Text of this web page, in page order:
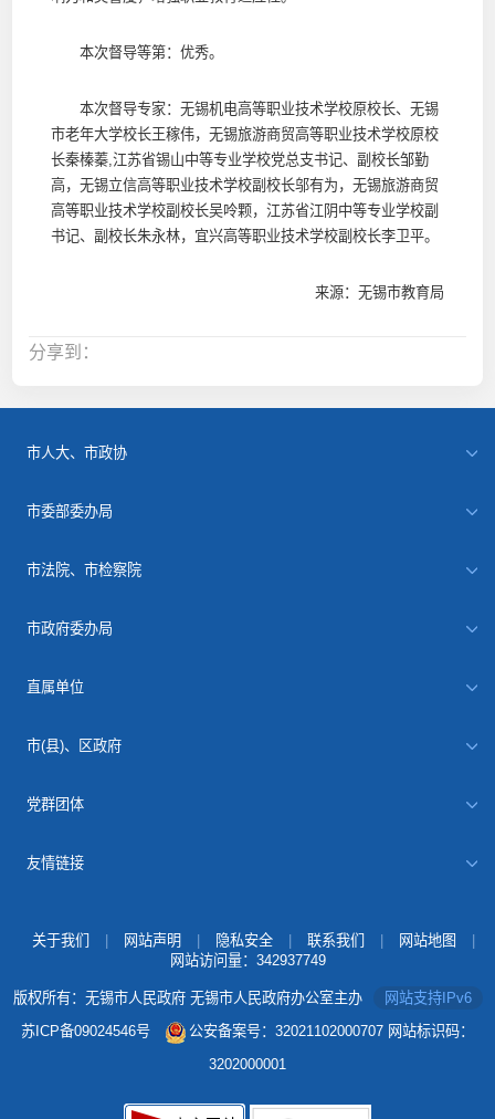
本次督导等第：优秀。
本次督导专家：无锡机电高等职业技术学校原校长、无锡
市老年大学校长王稼伟，无锡旅游商贸高等职业技术学校原校
长秦榛蓁,江苏省锡山中等专业学校党总支书记、副校长邹勤
高，无锡立信高等职业技术学校副校长邬有为，无锡旅游商贸
高等职业技术学校副校长吴呤颗，江苏省江阴中等专业学校副
书记、副校长朱永林，宜兴高等职业技术学校副校长李卫平。
来源：无锡市教育局
分享到：
市人大、市政协
市委部委办局
市法院、市检察院
市政府委办局
直属单位
市(县)、区政府
党群团体
友情链接
关于我们 网站声明 隐私安全 联系我们 网站地图
网站访问量： 342937749
版权所有：无锡市人民政府 无锡市人民政府办公室主办
网站支持IPv6
苏ICP备09024546号
公安备案号：32021102000707 网站标识码：
3202000001